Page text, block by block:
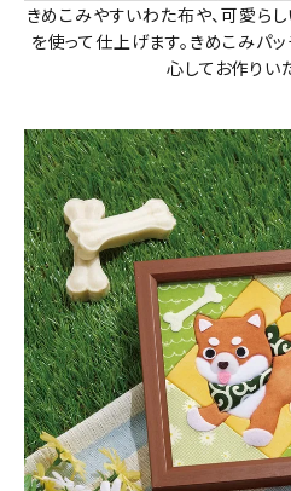
きめこみやすいわた布や、可愛ら
を使って仕上げます。きめこみパ
心してお作りい